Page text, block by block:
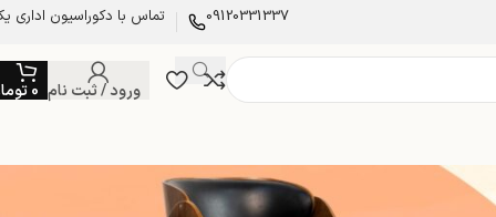
09120331337 تماس با دکوراسیون اداری
ورود / ثبت نام 0